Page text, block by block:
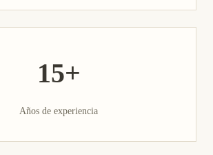
15+
Años de experiencia